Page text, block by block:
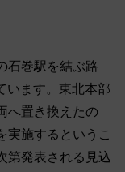
石巻駅を結ぶ路
います。東北本部
へ置き換えたの
実施するというこ
第発表される見込